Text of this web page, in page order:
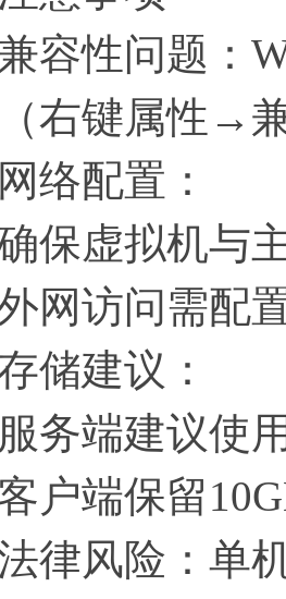
容性问题：
（右键属性→
网络配置：
保虚拟机与
网访问需配
储建议：
服务端建议使
户端保留
律风险：单